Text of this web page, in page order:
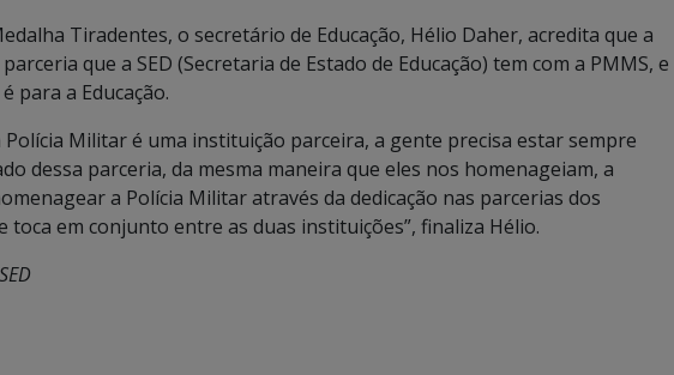
Tiradentes, o secretário de Educação, Hélio Daher, acredita que a
que a SED (Secretaria de Estado de Educação) tem com a PMMS, e
para a Educação.
Polícia Militar é uma instituição parceira, a gente precisa estar sempre
dessa parceria, da mesma maneira que eles nos homenageiam, a
a Polícia Militar através da dedicação nas parcerias dos
toca em conjunto entre as duas instituições”, finaliza Hélio.